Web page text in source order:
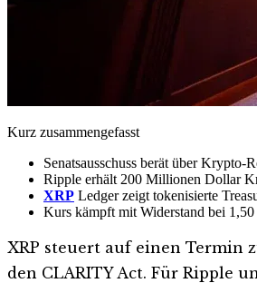
Kurz zusammengefasst
Senatsausschuss berät über Krypto-
Ripple erhält 200 Millionen Dollar
XRP Ledger zeigt tokenisierte
Kurs kämpft mit Widerstand bei
XRP steuert auf einen Termin
den CLARITY Act. Für Ripple